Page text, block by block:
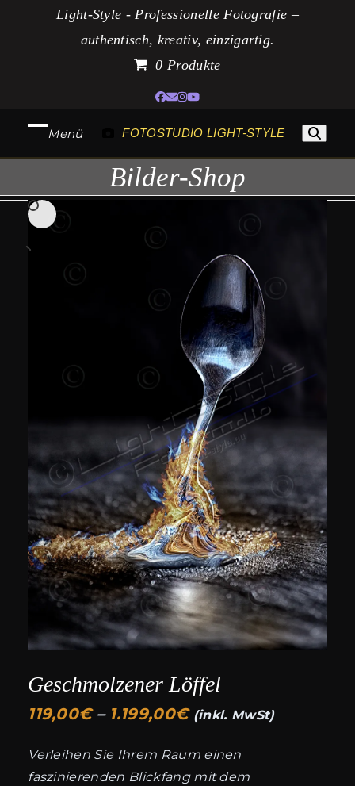
Light-Style - Professionelle Fotografie –
authentisch, kreativ, einzigartig.
0 Produkte
Facebook
E-
Mail
Instagram
YouTube
FOTOSTUDIO LIGHT-STYLE
Menü
öffnen
schließen
Bilder-Shop
Geschmolzener Löffel
119,00€ – 1.199,00€Preisspanne:
bis
(inkl. MwSt)
Verleihen Sie Ihrem Raum einen
faszinierenden Blickfang mit dem